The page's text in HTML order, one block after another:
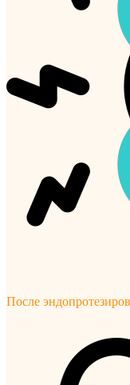
После